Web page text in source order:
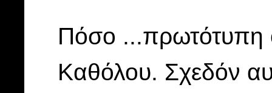
Πόσο ...πρωτότυπη
Καθόλου. Σχεδόν